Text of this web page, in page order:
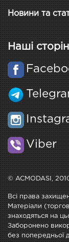
Новини та
Наші
Viber
© ACMODASI,
Всі права
Матеріали
знаходяться на
Заборонено
без попередньої